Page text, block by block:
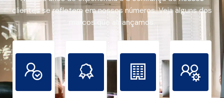
clientes se refletem em nossos números. Veja alguns dos
marcos que alcançamos.